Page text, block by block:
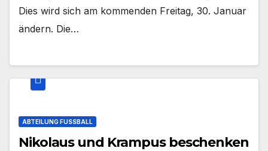
Dies wird sich am kommenden Freitag, 30. Januar
ändern. Die…
ABTEILUNG FUSSBALL
Nikolaus und Krampus beschenken